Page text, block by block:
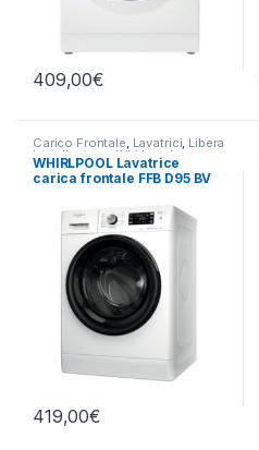
409,00€
Carico Frontale, Lavatrici, Libera
Installazione Whirlpool
WHIRLPOOL Lavatrice
carica frontale FFB D95 BV
419,00€